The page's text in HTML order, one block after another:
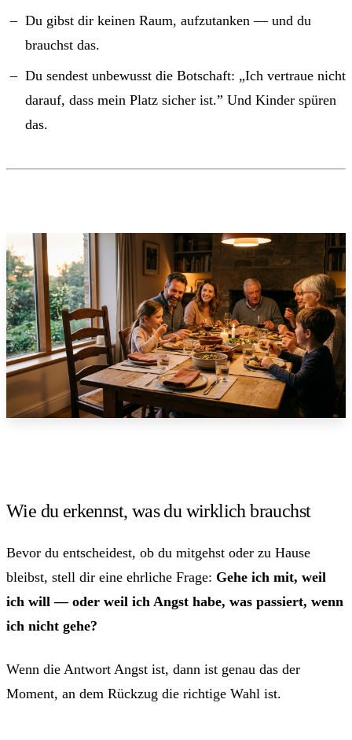
Du gibst dir keinen Raum, aufzutanken — und du
brauchst das.
Du sendest unbewusst die Botschaft: „Ich vertraue nicht
darauf, dass mein Platz sicher ist.” Und Kinder spüren
das.
Wie du erkennst, was du wirklich brauchst
Bevor du entscheidest, ob du mitgehst oder zu Hause
bleibst, stell dir eine ehrliche Frage: Gehe ich mit, weil
ich will — oder weil ich Angst habe, was passiert, wenn
ich nicht gehe?
Wenn die Antwort Angst ist, dann ist genau das der
Moment, an dem Rückzug die richtige Wahl ist.